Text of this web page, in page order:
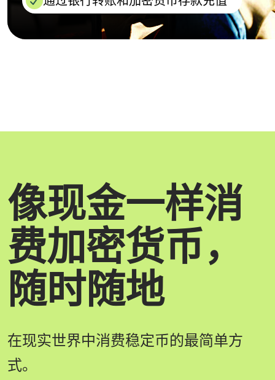
像现金一样消
费加密货币，
随时随地
在现实世界中消费稳定币的最简单方
式。